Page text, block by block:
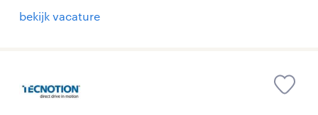
bekijk vacature